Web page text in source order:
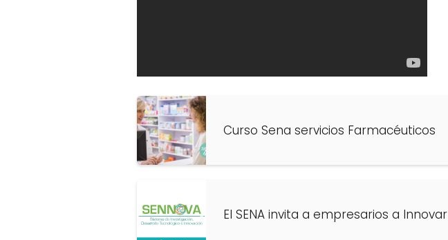
Curso Sena servicios Farmacéuticos
El SENA invita a empresarios a Innovar